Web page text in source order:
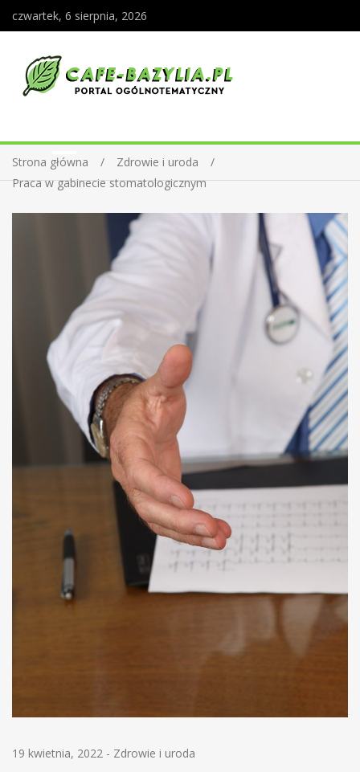
czwartek, 6 sierpnia, 2026
Strona główna
Zdrowie i uroda
Praca w gabinecie stomatologicznym
19 kwietnia, 2022 - Zdrowie i uroda